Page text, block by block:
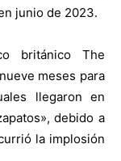
junio de 2023.
británico The
meses para
llegaron en
debido a
la implosión